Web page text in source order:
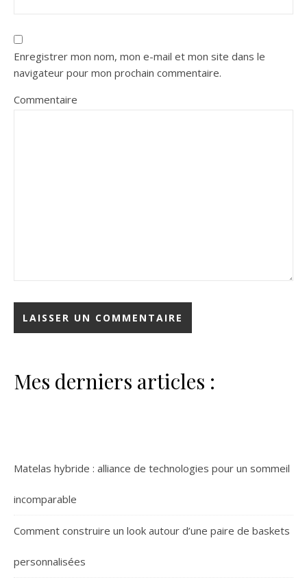
Enregistrer mon nom, mon e-mail et mon site dans le
navigateur pour mon prochain commentaire.
Commentaire
Mes derniers articles :
Matelas hybride : alliance de technologies pour un sommeil
incomparable
Comment construire un look autour d’une paire de baskets
personnalisées